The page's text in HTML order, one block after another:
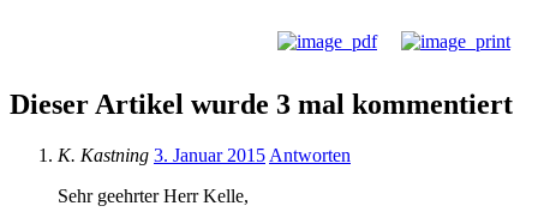
Dieser Artikel wurde 3 mal kommentiert
K. Kastning 3. Januar 2015 Antworten
Sehr geehrter Herr Kelle,